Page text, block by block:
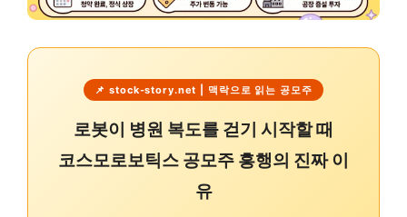
📌 stock-story.net | 맥락으로 읽는 공모주
로봇이 병원 복도를 걷기 시작할 때
코스모로보틱스 공모주 흥행의 진짜 이
유